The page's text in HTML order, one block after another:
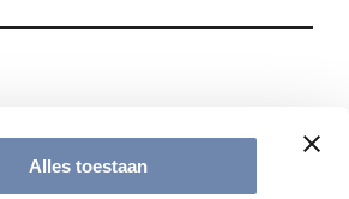
Alles toestaan